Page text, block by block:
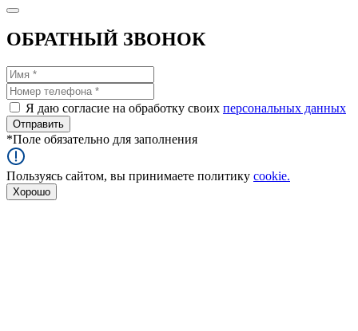
ОБРАТНЫЙ ЗВОНОК
Я даю согласие на обработку своих персональных данных
*Поле обязательно для заполнения
Пользуясь сайтом, вы принимаете политику cookie.
Хорошо